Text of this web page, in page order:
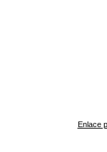
Enlace